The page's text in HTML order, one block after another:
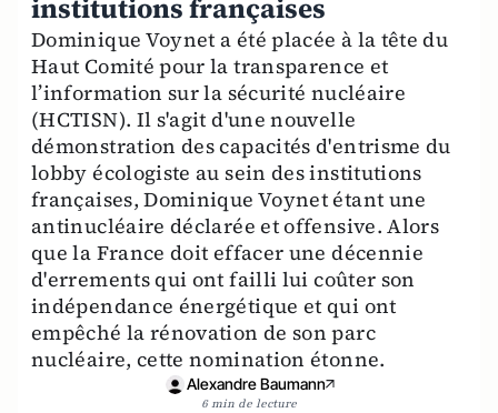
institutions françaises
Dominique Voynet a été placée à la tête du
Haut Comité pour la transparence et
l’information sur la sécurité nucléaire
(HCTISN). Il s'agit d'une nouvelle
démonstration des capacités d'entrisme du
lobby écologiste au sein des institutions
françaises, Dominique Voynet étant une
antinucléaire déclarée et offensive. Alors
que la France doit effacer une décennie
d'errements qui ont failli lui coûter son
indépendance énergétique et qui ont
empêché la rénovation de son parc
nucléaire, cette nomination étonne.
Alexandre Baumann
6 min de lecture